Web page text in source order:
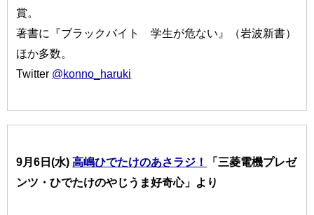
賞。
著書に『ブラックバイト 学生が危ない』（岩波新書）
ほか多数。
Twitter @konno_haruki
9月6日(水)高嶋ひでたけのあさラジ！
「三菱電機プレゼ
ンツ・ひでたけのやじうま好奇心」より